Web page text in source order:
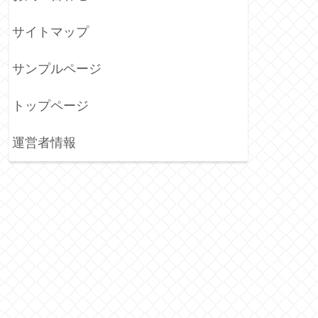
サイトマップ
サンプルページ
トップページ
運営者情報